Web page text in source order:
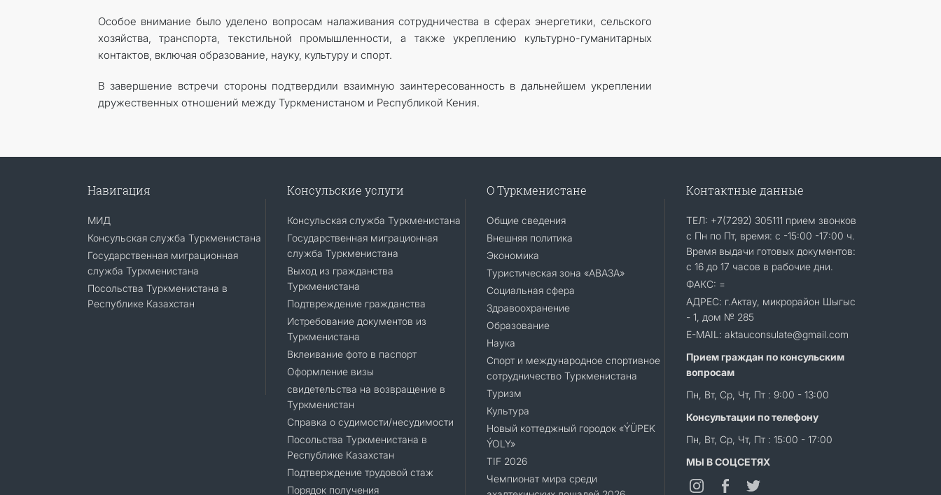
Особое внимание было уделено вопросам налаживания сотрудничества в сферах энергетики, сельского
хозяйства, транспорта, текстильной промышленности, а также укреплению культурно-гуманитарных
контактов, включая образование, науку, культуру и спорт.
В завершение встречи стороны подтвердили взаимную заинтересованность в дальнейшем укреплении
дружественных отношений между Туркменистаном и Республикой Кения.
Навигация
МИД
Консульская служба Туркменистана
Государственная миграционная
служба Туркменистана
Посольства Туркменистана в
Республике Казахстан
Консульские услуги
Консульская служба Туркменистана
Государственная миграционная
служба Туркменистана
Выход из гражданства
Туркменистана
Подтвреждение гражданства
Истребование документов из
Туркменистана
Вклеивание фото в паспорт
Оформление визы
свидетельства на возвращение в
Туркменистан
Справка о судимости/несудимости
Посольства Туркменистана в
Республике Казахстан
Подтверждение трудовой стаж
Порядок получения
О Туркменистане
Общие сведения
Внешняя политика
Экономика
Туристическая зона «АВАЗА»
Социальная сфера
Здравоохранение
Образование
Наука
Спорт и международное спортивное
сотрудничество Туркменистана
Туризм
Культура
Новый коттеджный городок «ÝÜPEK
ÝOLY»
TIF 2026
Чемпионат мира среди
Контактные данные
ТЕЛ: +7(7292) 305111 прием звонков
с Пн по Пт, время: с -15:00 -17:00 ч.
Время выдачи готовых документов:
с 16 до 17 часов в рабочие дни.
ФАКС: =
АДРЕС: г.Актау, микрорайон Шыгыс
- 1, дом № 285
E-MAIL: aktauconsulate@gmail.com
Прием граждан по консульским
вопросам
Пн, Вт, Ср, Чт, Пт : 9:00 - 13:00
Консультации по телефону
Пн, Вт, Ср, Чт, Пт : 15:00 - 17:00
МЫ В СОЦСЕТЯХ